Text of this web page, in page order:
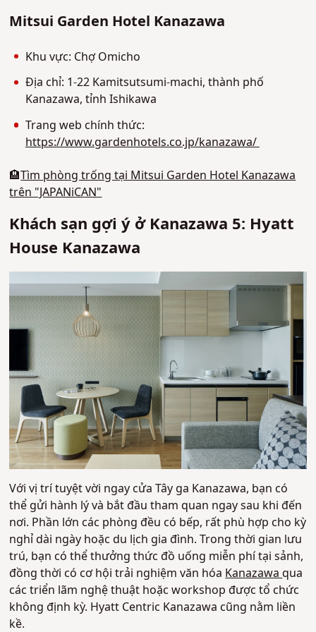
Mitsui Garden Hotel Kanazawa
Khu vực: Chợ Omicho
Địa chỉ: 1-22 Kamitsutsumi-machi, thành phố
Kanazawa, tỉnh Ishikawa
Trang web chính thức:
https://www.gardenhotels.co.jp/kanazawa/
🏨Tìm phòng trống tại Mitsui Garden Hotel Kanazawa
trên "JAPANiCAN"
Khách sạn gợi ý ở Kanazawa 5: Hyatt
House Kanazawa
Với vị trí tuyệt vời ngay cửa Tây ga Kanazawa, bạn có
thể gửi hành lý và bắt đầu tham quan ngay sau khi đến
nơi. Phần lớn các phòng đều có bếp, rất phù hợp cho kỳ
nghỉ dài ngày hoặc du lịch gia đình. Trong thời gian lưu
trú, bạn có thể thưởng thức đồ uống miễn phí tại sảnh,
đồng thời có cơ hội trải nghiệm văn hóaKanazawaqua
các triển lãm nghệ thuật hoặc workshop được tổ chức
không định kỳ. Hyatt Centric Kanazawa cũng nằm liền
kề.